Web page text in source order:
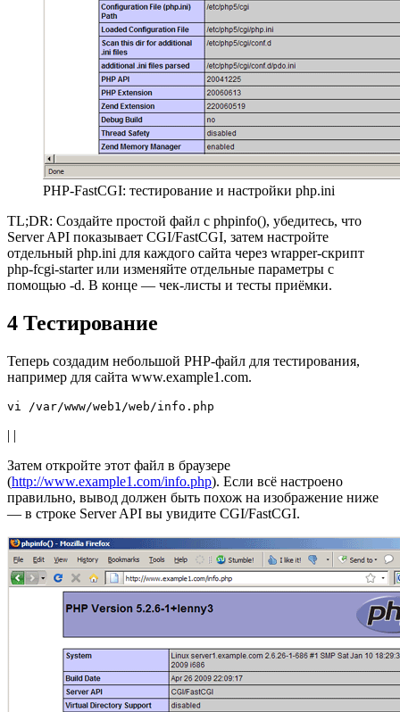
PHP-FastCGI: тестирование и настройки php.ini
TL;DR: Создайте простой файл с phpinfo(), убедитесь, что
Server API показывает CGI/FastCGI, затем настройте
отдельный php.ini для каждого сайта через wrapper-скрипт
php-fcgi-starter или изменяйте отдельные параметры с
помощью -d. В конце — чек-листы и тесты приёмки.
4 Тестирование
Теперь создадим небольшой PHP-файл для тестирования,
например для сайта www.example1.com.
vi /var/www/web1/web/info.php
| |
Затем откройте этот файл в браузере
(http://www.example1.com/info.php). Если всё настроено
правильно, вывод должен быть похож на изображение ниже
— в строке Server API вы увидите CGI/FastCGI.